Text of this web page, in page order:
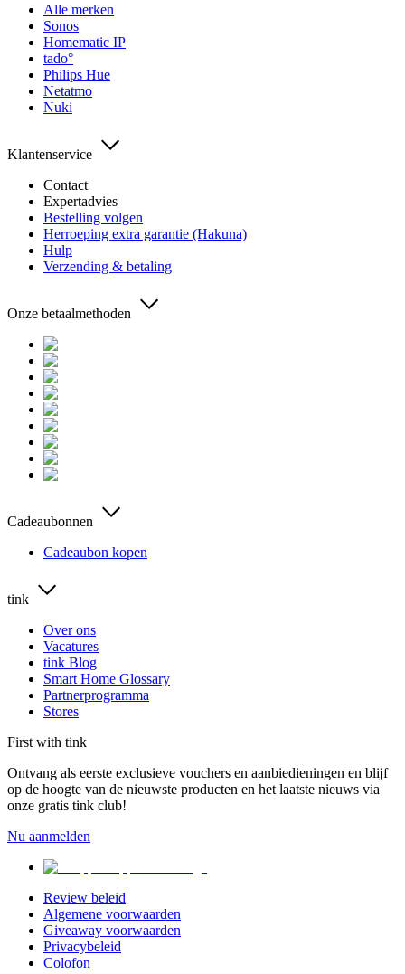
Alle merken
Sonos
Homematic IP
tado°
Philips Hue
Netatmo
Nuki
Klantenservice
Contact
Expertadvies
Bestelling volgen
Herroeping extra garantie (Hakuna)
Hulp
Verzending & betaling
Onze betaalmethoden
Cadeaubonnen
Cadeaubon kopen
tink
Over ons
Vacatures
tink Blog
Smart Home Glossary
Partnerprogramma
Stores
First with tink
Ontvang als eerste exclusieve vouchers en aanbiedieningen en blijf
op de hoogte van de nieuwste producten en het laatste nieuws via
onze gratis tink club!
Nu aanmelden
Review beleid
Algemene voorwaarden
Giveaway voorwaarden
Privacybeleid
Colofon